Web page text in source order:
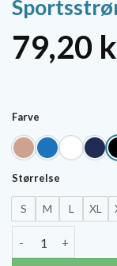
79,20
Farve
Størrelse
S M L XL